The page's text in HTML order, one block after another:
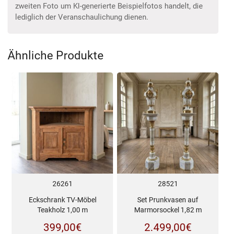
zweiten Foto um KI-generierte Beispielfotos handelt, die
lediglich der Veranschaulichung dienen.
Ähnliche Produkte
26261
Eckschrank TV-Möbel
Teakholz 1,00 m
399,00€
28521
Set Prunkvasen auf
Marmorsockel 1,82 m
2.499,00€